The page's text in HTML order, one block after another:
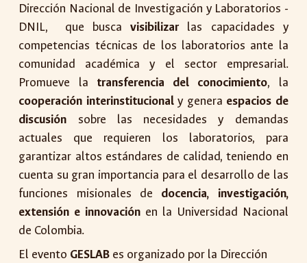
Dirección Nacional de Investigación y Laboratorios -
DNIL, que buscavisibilizar las
capacidades y
competencias técnicas de los laboratorios ante la
comunidad académica y el sector empresarial.
Promueve la transferencia del conocimiento, la
cooperación interinstitucionaly genera espacios de
discusión sobre las necesidades y demandas
actuales que requieren los laboratorios, para
garantizar altos estándares de calidad, teniendo en
cuenta su gran importancia para el desarrollo de las
funciones misionales de docencia, investigación,
extensión e innovación en la Universidad Nacional
de Colombia.
El evento GESLAB es organizado por la Dirección